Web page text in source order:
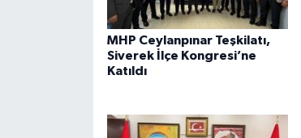
MHP Ceylanpınar Teşkilatı,
Siverek İlçe Kongresi’ne
Katıldı